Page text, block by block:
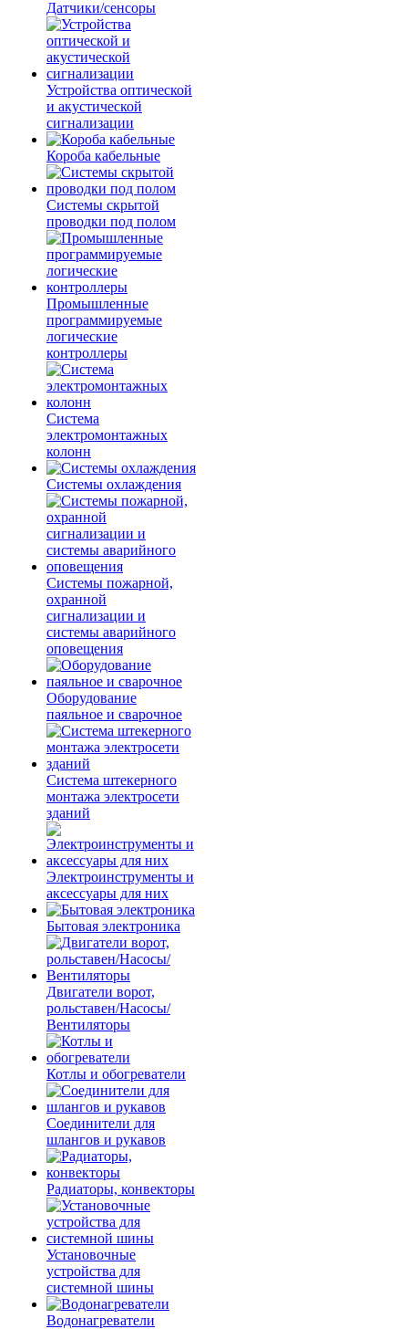
Датчики/сенсоры
Устройства оптической
и акустической
сигнализации
Короба кабельные
Системы скрытой
проводки под полом
Промышленные
программируемые
логические
контроллеры
Система
электромонтажных
колонн
Системы охлаждения
Системы пожарной,
охранной
сигнализации и
системы аварийного
оповещения
Оборудование
паяльное и сварочное
Система штекерного
монтажа электросети
зданий
Электроинструменты и
аксессуары для них
Бытовая электроника
Двигатели ворот,
рольставен/Насосы/
Вентиляторы
Котлы и обогреватели
Соединители для
шлангов и рукавов
Радиаторы, конвекторы
Установочные
устройства для
системной шины
Водонагреватели